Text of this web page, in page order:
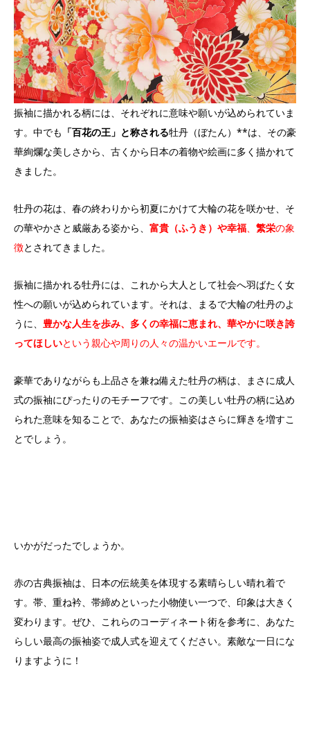
振袖に描かれる柄には、それぞれに意味や願いが込められていま
す。中でも 「百花の王」と称される牡丹（ぼたん）**は、その豪
華絢爛な美しさから、古くから日本の着物や絵画に多く描かれて
きました。
牡丹の花は、春の終わりから初夏にかけて大輪の花を咲かせ、そ
の華やかさと威厳ある姿から、 富貴（ふうき）や幸福 繁栄の象
徴とされてきました。
振袖に描かれる牡丹には、これから大人として社会へ羽ばたく女
性への願いが込められています。それは、まるで大輪の牡丹のよ
うに、 豊かな人生を歩み、多くの幸福に恵まれ、華やかに咲き誇
ってほしいという親心や周りの人々の温かいエールです。
豪華でありながらも上品さを兼ね備えた牡丹の柄は、まさに成人
式の振袖にぴったりのモチーフです。この美しい牡丹の柄に込め
られた意味を知ることで、あなたの振袖姿はさらに輝きを増すこ
とでしょう。
いかがだったでしょうか。
赤の古典振袖は、日本の伝統美を体現する素晴らしい晴れ着で
す。帯、重ね衿、帯締めといった小物使い一つで、印象は大きく
変わります。ぜひ、これらのコーディネート術を参考に、あなた
らしい最高の振袖姿で成人式を迎えてください。素敵な一日にな
りますように！